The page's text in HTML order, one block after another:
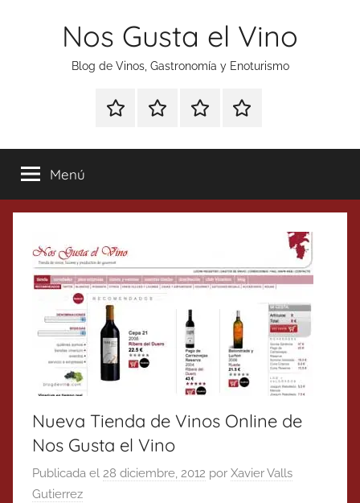
Nos Gusta el Vino
Blog de Vinos, Gastronomía y Enoturismo
Especial
Tonics
Enoturismo
Gastronomía
RankingContacto
Menú
Nueva Tienda de Vinos Online de
Nos Gusta el Vino
Publicada el 28 diciembre, 2012 por Xavier Valls
Gutierrez